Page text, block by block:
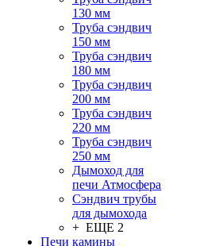
130 мм
Труба сэндвич
150 мм
Труба сэндвич
180 мм
Труба сэндвич
200 мм
Труба сэндвич
220 мм
Труба сэндвич
250 мм
Дымоход для
печи Атмосфера
Сэндвич трубы
для дымохода
+ ЕЩЕ 2
Печи камины